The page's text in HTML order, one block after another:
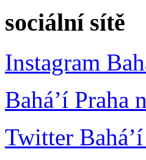
sociální sítě
Instagram
Bahá’í Praha
Twitter